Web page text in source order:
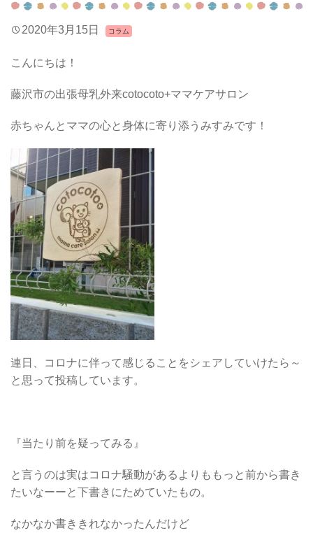
2020年3月15日 コラム
こんにちは！
藤沢市の出張母乳外来cotocoto+ママケアサロン
赤ちゃんとママの心と身体に寄り添うみすみです！
連日、コロナに伴って感じることをシェアしていけたら～
と思って投稿しています。
『当たり前を疑ってみる』
と言うのは実はコロナ騒動があるよりももっと前から書き
たいなーーと下書きにためていたもの。
なかなか書ききれなかったんだけど